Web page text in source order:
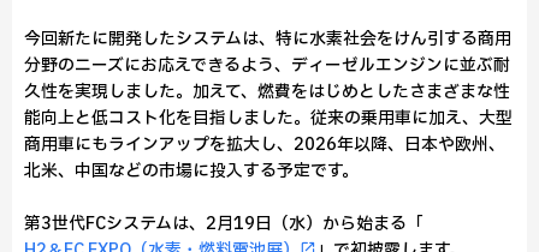
今回新たに開発したシステムは、特に水素社会をけん引する商用
分野のニーズにお応えできるよう、ディーゼルエンジンに並ぶ耐
久性を実現しました。加えて、燃費をはじめとしたさまざまな性
能向上と低コスト化を目指しました。従来の乗用車に加え、大型
商用車にもラインアップを拡大し、2026年以降、日本や欧州、
北米、中国などの市場に投入する予定です。
第3世代FCシステムは、2月19日（水）から始まる「